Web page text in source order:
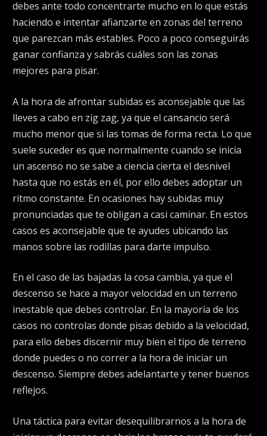
debes ante todo concentrarte mucho en lo que estás
haciendo e intentar afianzarte en zonas del terreno
que parezcan más estables. Poco a poco conseguirás
ganar confianza y sabrás cuáles son las zonas
mejores para pisar.
A la hora de afrontar subidas es aconsejable que las
lleves a cabo en zig zag, ya que el cansancio será
mucho menor que si las tomas de forma recta. Lo que
suele suceder es que normalmente cuando se inicia
un ascenso no se sabe a ciencia cierta el desnivel
hasta que no estás en él, por ello debes adoptar un
ritmo constante. En ocasiones hay subidas muy
pronunciadas que te obligan a casi caminar. En estos
casos es aconsejable que te ayudes ubicando las
manos sobre las rodillas para darte impulso.
En el caso de las bajadas la cosa cambia, ya que el
descenso se hace a mayor velocidad en un terreno
inestable que debes controlar. En la mayoría de los
casos no controlas donde pisas debido a la velocidad,
para ello debes discernir muy bien el tipo de terreno
donde puedes o no correr a la hora de iniciar un
descenso. Siempre debes adelantarte y tener buenos
reflejos.
Una táctica para evitar desequilibrarnos a la hora de